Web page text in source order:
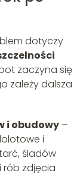
dotyczy
zaczyna się
zależy dalsza
i obudowy–
i
śladów
rób zdjęcia